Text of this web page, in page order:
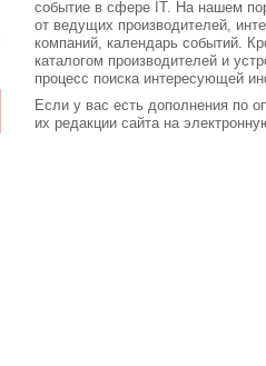
событие в сфере IT. На нашем
от ведущих производителей,
компаний, календарь событий.
каталогом производителей и
процесс поиска интересующей
Если у вас есть дополнения по
их редакции сайта на